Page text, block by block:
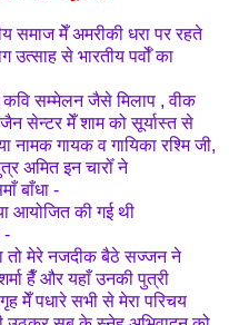
समाज मेँ अमरीकी धरा पर रहते
से भारतीय पर्वोँ का
कवि सम्मेलन जैसे मिलाप , वीक
सेन्टर मेँ शाम को सूर्यास्त से
नामक गायक व गायिका रश्मि जी,
अमित इन चारोँ ने
बाँधा -
आयोजित की गई थी
-
तो मेरे नजदीक बैठे सज्जन ने
हैँ और यहाँ उनकी पुत्री
मेँ पधारे सभी से मेरा परिचय